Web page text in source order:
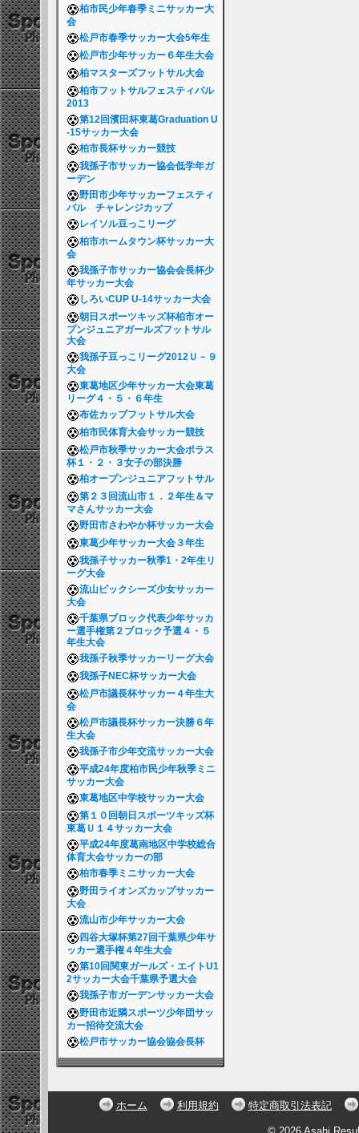
柏市民少年春季ミニサッカー大
会
松戸市春季サッカー大会5年生
松戸市少年サッカー６年生大会
柏マスターズフットサル大会
柏市フットサルフェスティバル
2013
第12回濱田杯東葛Graduation U
-15サッカー大会
柏市長杯サッカー競技
我孫子市サッカー協会低学年ガ
ーデン
野田市少年サッカーフェスティ
バル チャレンジカップ
レイソル豆っこリーグ
柏市ホームタウン杯サッカー大
会
我孫子市サッカー協会会長杯少
年サッカー大会
しろいCUP U-14サッカー大会
朝日スポーツキッズ杯柏市オー
プンジュニアガールズフットサル
大会
我孫子豆っこリーグ2012Ｕ－９
大会
東葛地区少年サッカー大会東葛
リーグ４・５・６年生
布佐カップフットサル大会
柏市民体育大会サッカー競技
松戸市秋季サッカー大会ポラス
杯１・２・３女子の部決勝
柏オープンジュニアフットサル
第２３回流山市１．２年生＆マ
マさんサッカー大会
野田市さわやか杯サッカー大会
東葛少年サッカー大会３年生
我孫子サッカー秋季1・2年生リ
ーグ大会
流山ピックシーズ少女サッカー
大会
千葉県ブロック代表少年サッカ
ー選手権第２ブロック予選４・５
年生大会
我孫子秋季サッカーリーグ大会
我孫子NEC杯サッカー大会
松戸市議長杯サッカー４年生大
会
松戸市議長杯サッカー決勝６年
生大会
我孫子市少年交流サッカー大会
平成24年度柏市民少年秋季ミニ
サッカー大会
東葛地区中学校サッカー大会
第１０回朝日スポーツキッズ杯
東葛Ｕ１４サッカー大会
平成24年度葛南地区中学校総合
体育大会サッカーの部
柏市春季ミニサッカー大会
野田ライオンズカップサッカー
大会
流山市少年サッカー大会
四谷大塚杯第27回千葉県少年サ
ッカー選手権４年生大会
第10回関東ガールズ・エイトU1
2サッカー大会千葉県予選大会
我孫子市ガーデンサッカー大会
野田市近隣スポーツ少年団サッ
カー招待交流大会
松戸市サッカー協会協会長杯
ホーム 利用規約 特定商取引法表記